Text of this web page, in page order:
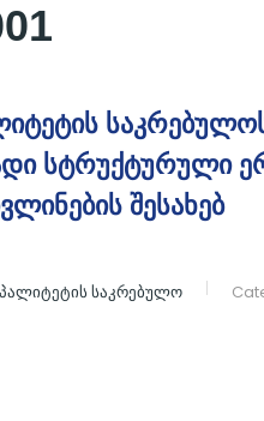
სტრუქტურული
შესახებ
საკრებულო